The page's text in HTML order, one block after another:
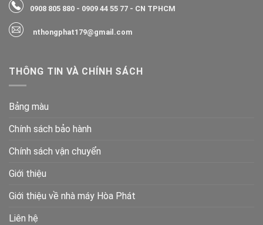
0908 805 880 - 0909 44 55 77 - CN TPHCM
nthongphat179@gmail.com
THÔNG TIN VÀ CHÍNH SÁCH
Bảng màu
Chính sách bảo hành
Chính sách vận chuyển
Giới thiệu
Giới thiệu về nhà máy Hòa Phát
Liên hệ